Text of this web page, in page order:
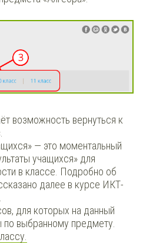
возможность вернуться к
— это моментальный
учащихся» для
в классе. Подробно об
далее в курсе ИКТ-
для которых на данный
выбранному предмету.